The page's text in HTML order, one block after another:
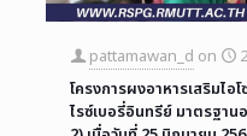
pattamawan_d on
โครงการผงอาหารเสริมไ
ไรซ์เบอรี่อินทรีย์ มาตรฐาน